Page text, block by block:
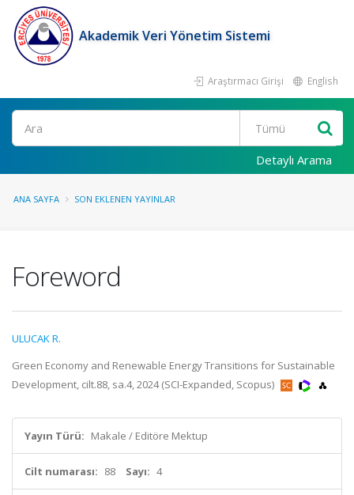
Akademik Veri Yönetim Sistemi
Araştırmacı Girişi English
Ara
Detaylı Arama
ANA SAYFA SON EKLENEN YAYINLAR
Foreword
ULUCAK R.
Green Economy and Renewable Energy Transitions for Sustainable
Development, cilt.88, sa.4, 2024 (SCI-Expanded, Scopus)
Yayın Türü: Makale / Editöre Mektup
Cilt numarası: 88 Sayı: 4